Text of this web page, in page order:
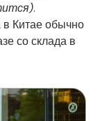
.
в Китае обычно
со склада в